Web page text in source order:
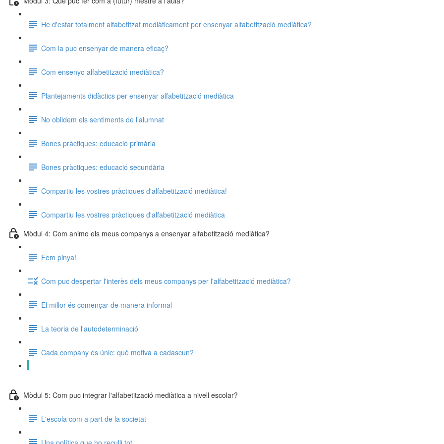
He d'estar totalment alfabetitzat mediàticament per ensenyar alfabetització mediàtica?
Com la puc ensenyar de manera eficaç?
Com ensenyo alfabetització mediàtica?
Plantejaments didàctics per ensenyar alfabetització mediàtica
No oblidem els sentiments de l’alumnat
Bones pràctiques: educació primària
Bones pràctiques: educació secundària
Compartiu les vostres pràctiques d'alfabetització mediàtica!
Compartiu les vostres pràctiques d'alfabetització mediàtica
Mòdul 4: Com animo els meus companys a ensenyar alfabetització mediàtica?
Fem pinya!
Com puc despertar l'interès dels meus companys per l'alfabetització mediàtica?
El millor és començar de manera informal
La teoria de l'autodeterminació
Cada company és únic: què motiva a cadascun?
Mòdul 5: Com puc integrar l'alfabetització mediàtica a nivell escolar?
L'escola com a part de la societat